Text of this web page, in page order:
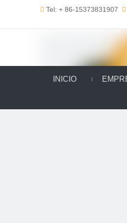
 Tel: + 86-15373831907 
INICIO